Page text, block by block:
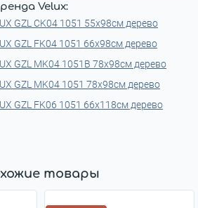
Velux:
GZL CK04 1051 55x98см дерево
GZL FK04 1051 66x98см дерево
GZL MK04 1051B 78x98см дерево
GZL MK04 1051 78x98см дерево
GZL FK06 1051 66x118см дерево
товары